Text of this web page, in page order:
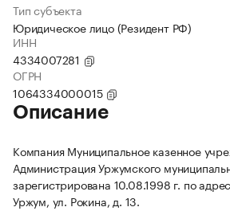
Тип субъекта
Юридическое лицо (Резидент РФ)
ИНН
4334007281
ОГРН
1064334000015
Описание
Компания Муниципальное казенное
Администрация Уржумского
зарегистрирована 10.08.1998 г. по
Уржум, ул. Рокина, д. 13.